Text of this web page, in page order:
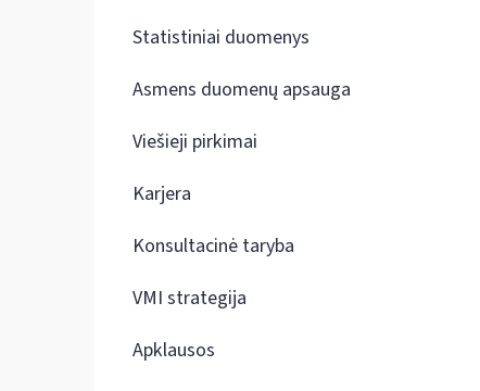
Statistiniai duomenys
Asmens duomenų apsauga
Viešieji pirkimai
Karjera
Konsultacinė taryba
VMI strategija
Apklausos